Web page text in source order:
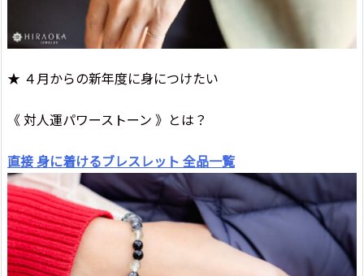
★ ４月からの新年度に身につけたい
《 対人運パワーストーン 》とは？
直接 身に着けるブレスレット 全品一覧